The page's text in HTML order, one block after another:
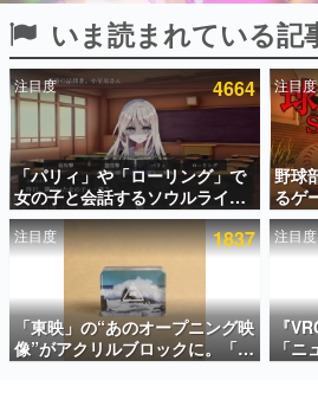
ピックアップ
電ファミのいま読まれている記事ラン
アプリセール情報
インタビュー
連載・特集一覧
殿堂入り記事
SNS拡散数が数千以上！ ペ
ど。多くの人々に読まれた、
事をまとめました。
いま読まれている記
注目度 4664
「パリィ」や「ローリング」で
女の子と会話するソウルライク
恋愛ゲーム『小早川さんはソウ
ルライク』無料公開。返事に失
敗すると「YOU DIED」
注目度
野球
るゲ
シュ
対応
ダ
プロ
注目度 1837
「東映」の“あのオープニング映
像”がアクリルブロックに。「東
映ヒストリカル グッズコレクシ
注目度
『
「